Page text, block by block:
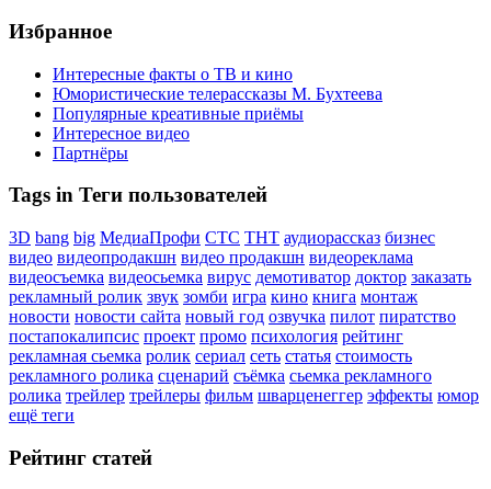
Избранное
Интересные факты о ТВ и кино
Юмористические телерассказы М. Бухтеева
Популярные креативные приёмы
Интересное видео
Партнёры
Tags in Теги пользователей
3D bang big МедиаПрофи СТС ТНТ аудиорассказ бизнес
видео видеопродакшн видео продакшн видеореклама
видеосъемка видеосьемка вирус демотиватор доктор заказать
рекламный ролик звук зомби игра кино книга монтаж
новости новости сайта новый год озвучка пилот пиратство
постапокалипсис проект промо психология рейтинг
рекламная сьемка ролик сериал сеть статья стоимость
рекламного ролика сценарий съёмка сьемка рекламного
ролика трейлер трейлеры фильм шварценеггер эффекты юмор
ещё теги
Рейтинг статей